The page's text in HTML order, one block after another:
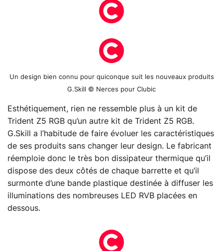
Un design bien connu pour quiconque suit les nouveaux produits
G.Skill © Nerces pour Clubic
Esthétiquement, rien ne ressemble plus à un kit de
Trident Z5 RGB qu’un autre kit de Trident Z5 RGB.
G.Skill a l’habitude de faire évoluer les caractéristiques
de ses produits sans changer leur design. Le fabricant
réemploie donc le très bon dissipateur thermique qu’il
dispose des deux côtés de chaque barrette et qu’il
surmonte d’une bande plastique destinée à diffuser les
illuminations des nombreuses LED RVB placées en
dessous.